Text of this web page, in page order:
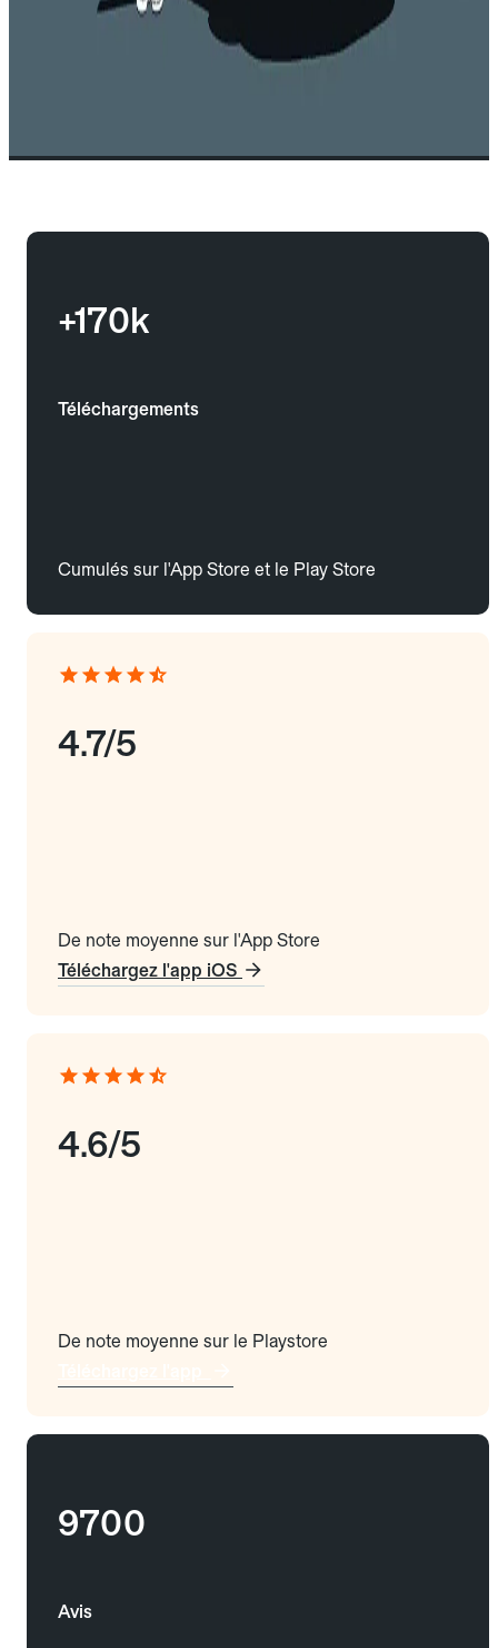
+170k
Téléchargements
Cumulés sur l'App Store et le Play Store
4.7/5
De note moyenne sur l'App Store
Téléchargez l'app iOS
4.6/5
De note moyenne sur le Playstore
9700
Avis